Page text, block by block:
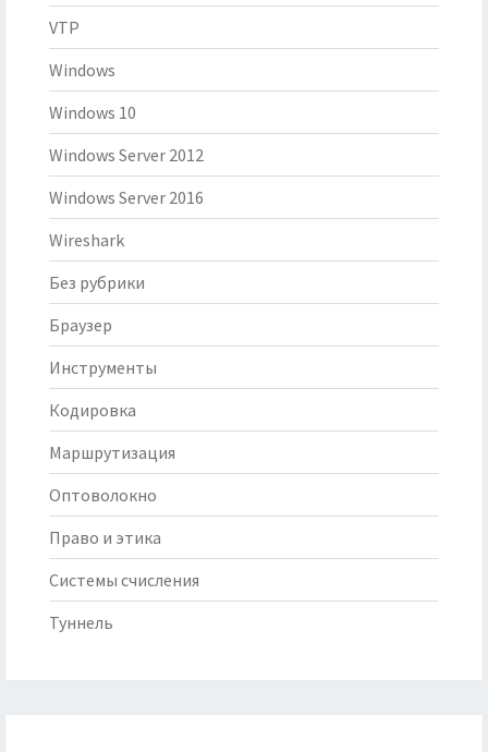
VTP
Windows
Windows 10
Windows Server 2012
Windows Server 2016
Wireshark
Без рубрики
Браузер
Инструменты
Кодировка
Маршрутизация
Оптоволокно
Право и этика
Системы счисления
Туннель